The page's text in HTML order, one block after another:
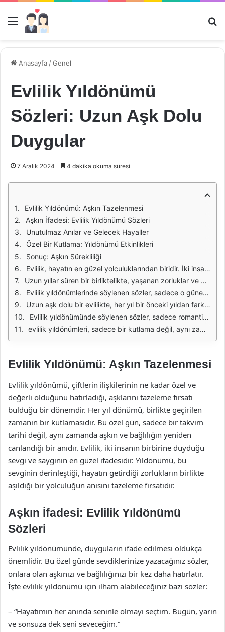
Menü
Anasayfa /Genel
Evlilik Yıldönümü
Sözleri: Uzun Aşk Dolu
Duygular
7 Aralık 2024 4 dakika okuma süresi
Evlilik Yıldönümü: Aşkın Tazelenmesi
Aşkın İfadesi: Evlilik Yıldönümü Sözleri
Unutulmaz Anılar ve Gelecek Hayaller
Özel Bir Kutlama: Yıldönümü Etkinlikleri
Sonuç: Aşkın Sürekliliği
Evlilik, hayatın en güzel yolculuklarından biridir. İki insanın birbirine duyduğu sevgi ve bağlılık, yıllar geçtikçe daha da derinleşir. Evlilik yıldönümleri, bu yolculuğun yıl dönümlerini kutlamak için bir fırsat sunar. Her yıl, o güne özel anılar biriktirirken, aynı zamanda birlikte geçirdiğiniz zamanın değerini de hatırlatır. Aşk dolu bir evlilik, karşılıklı anlayış, saygı ve destekle beslenir. Bu yüzden, her evlilik yıldönümünde, bu değerlerin ne kadar önemli olduğunu dile getirmek gerekir.
Uzun yıllar süren bir birliktelikte, yaşanan zorluklar ve mutluluklar, ilişkiyi daha da güçlendirir. Zamanla, iki kişi arasındaki bağ derinleşir ve bu bağ, her geçen yıl yeni bir anlam kazanır. Evlilik yıldönümleri, bu bağların kutlandığı özel anlar haline gelir. Aşk dolu sözler, bu özel günlerde eşlerin birbirlerine olan sevgilerini ifade etmeleri için harika bir yol sunar. Kimi zaman basit bir teşekkür, kimi zaman duygusal bir mektup, bazen de birlikte geçirilen anıları hatırlatan bir konuşma, bu özel anları daha da anlamlı kılar.
Evlilik yıldönümlerinde söylenen sözler, sadece o güne özgü duyguları değil, aynı zamanda geçmişteki tüm anıları da canlandırır. Beraber yaşanan mutlu anlar, zor zamanlar ve tüm bunların üstesinden gelinmesi, ilişkinin ne kadar güçlü olduğunu gösterir. Bu nedenle, evlilik yıldönümü sözleri, sevgi dolu bir geçmişin ve geleceğe dair umutların bir yansımasıdır. Zamanla açığa çıkan derin duygular, aşkı daha da anlamlı kılar ve her yıldönümünde bu duyguların yeniden dile gelmesi önemlidir.
Uzun aşk dolu bir evlilikte, her yıl bir önceki yıldan farklı olarak yeni deneyimler yaşanır. Birlikte seyahatler, yeni hobiler edinmek, çocuk sahibi olmak gibi olaylar, ilişkiye zenginlik katar. Bu tür deneyimler, evlilik yıldönümlerinde paylaşılacak güzel anılar oluşturur. Eşler, bu anıları hatırlarken, birbirlerine olan sevgilerini yeniden tazeleme fırsatı bulurlar. Evlilik yıldönümü, sadece bir tarih değil, aynı zamanda bir dönüm noktasıdır; geçmişteki güzel anıları hatırlarken, geleceğe dair umutları da yeşertir.
Evlilik yıldönümünde söylenen sözler, sadece romantik bir jest değil, aynı zamanda bir bağın ne kadar güçlü olduğunu gösterir. Eşler, birbirlerine duydukları sevgiyi ifade ederken, aynı zamanda ilişkilerini daha da derinleştirirler. Sevgi dolu sözler, ilişkinin her anında önemli bir yer tutar. Bu sözler, iki kişinin nasıl bir bütün haline geldiğini ve birbirlerine olan bağlarını nasıl güçlendirdiğini anlatır. Unutulmamalıdır ki, her yıl biriktirilen anılar, her evlilik yıldönümünde bir araya gelir ve bu anılar, ilişkinin temel taşlarını oluşturur.
evlilik yıldönümleri, sadece bir kutlama değil, aynı zamanda bir teşekkür ve sevgi gösterme fırsatıdır. Aşk dolu sözler, bu özel günlerde eşlerin birbirlerine olan sevgilerini dile getirmeleri için çok değerlidir. Geçen yıllar içinde yaşanan her anı, her zorluk ve her mutluluk, evliliği daha anlamlı kılar. Evlilik yıldönümlerinde söylenen sözler, sadece o gün için değil, tüm bir ömür boyu hatırlanacak duyguların ifadesidir. Bu yüzden, her yıl dönümünde, bu özel anları kutlamak, ilişkinin güçlenmesine katkıda bulunur.
Evlilik Yıldönümü: Aşkın Tazelenmesi
Evlilik yıldönümü, çiftlerin ilişkilerinin ne kadar özel ve
değerli olduğunu hatırladığı, aşklarını tazeleme fırsatı
bulduğu bir dönemdir. Her yıl dönümü, birlikte geçirilen
zamanın bir kutlamasıdır. Bu özel gün, sadece bir takvim
tarihi değil, aynı zamanda aşkın ve bağlılığın yeniden
canlandığı bir anıdır. Evlilik, iki insanın birbirine duyduğu
sevgi ve saygının en güzel ifadesidir. Yıldönümü, bu
sevginin derinleştiği, hayatın getirdiği zorlukların birlikte
aşıldığı bir yolculuğun anısını tazeleme fırsatıdır.
Aşkın İfadesi: Evlilik Yıldönümü
Sözleri
Evlilik yıldönümünde, duyguların ifade edilmesi oldukça
önemlidir. Bu özel günde sevdiklerinize yazacağınız sözler,
onlara olan aşkınızı ve bağlılığınızı bir kez daha hatırlatır.
İşte evlilik yıldönümü için ilham alabileceğiniz bazı sözler:
– “Hayatımın her anında seninle olmayı seçtim. Bugün, yarın
ve sonsuza dek seni seveceğim.”